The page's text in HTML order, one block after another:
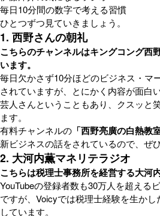
毎日10分間の数字で考える習慣
ひとつずつ見ていきましょう。
1. 西野さんの朝礼
こちらのチャンネルはキングコング西
います。
毎日欠かさず10分ほどのビジネス・マ
されていますが、とにかく内容が面白い
芸人さんということもあり、クスッと
ます。
有料チャンネルの 「西野亮廣の白熱教
新ビジネスの話をされているので、ぜ
2. 大河内薫マネリテラジオ
こちらは税理士事務所を経営する大河
YouTubeの登録者数も30万人を超える
ですが、Voicyでは税理士経験を生か
しています。